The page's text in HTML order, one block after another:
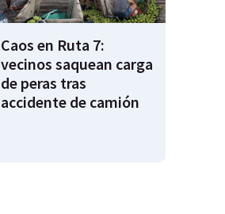
Caos en Ruta 7:
vecinos saquean carga
de peras tras
accidente de camión